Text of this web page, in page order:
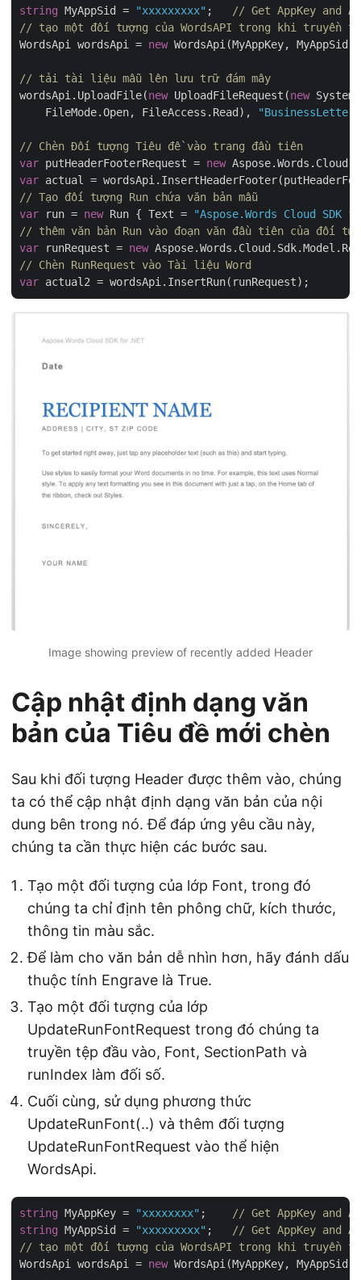
string MyAppSid = "xxxxxxxxx" ; // Get AppKey and
// tạo một đối tượng của WordsAPI trong khi truyền
WordsApi wordsApi = new WordsApi(MyAppKey, MyAppSid);
// tải tài liệu mẫu lên lưu trữ đám mây
wordsApi.UploadFile(new UploadFileRequest(new
    FileMode.Open, FileAccess.Read),
// Chèn Đối tượng Tiêu đề vào trang đầu tiên
var putHeaderFooterRequest = new
var
// Tạo đối tượng Run chứa văn bản mẫu
var run = new Run { Text =
"Aspose.Words Cloud SDK
// thêm văn bản Run vào đoạn văn đầu tiên của đối
var runRequest = new
// Chèn RunRequest vào Tài liệu Word
var
Image showing preview of recently added Header
Cập nhật định dạng văn
bản của Tiêu đề mới chèn
Sau khi đối tượng Header được thêm vào, chúng
ta có thể cập nhật định dạng văn bản của nội
dung bên trong nó. Để đáp ứng yêu cầu này,
chúng ta cần thực hiện các bước sau.
Tạo một đối tượng của lớp Font, trong đó
chúng ta chỉ định tên phông chữ, kích thước,
thông tin màu sắc.
Để làm cho văn bản dễ nhìn hơn, hãy đánh dấu
thuộc tính Engrave là True.
Tạo một đối tượng của lớp
UpdateRunFontRequest trong đó chúng ta
truyền tệp đầu vào, Font, SectionPath và
runIndex làm đối số.
Cuối cùng, sử dụng phương thức
UpdateRunFont(..) và thêm đối tượng
UpdateRunFontRequest vào thể hiện
WordsApi.
string MyAppKey = "xxxxxxxx" ; // Get AppKey and
string MyAppSid = "xxxxxxxxx" ; // Get AppKey and
// tạo một đối tượng của WordsAPI trong khi truyền
WordsApi wordsApi = new WordsApi(MyAppKey, MyAppSid);